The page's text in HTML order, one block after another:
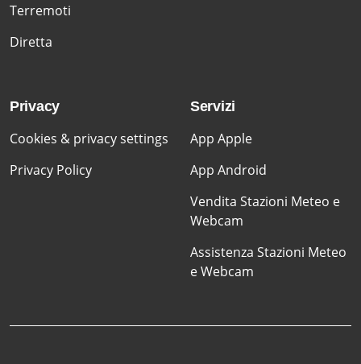
Terremoti
Diretta
Privacy
Cookies & privacy settings
Privacy Policy
Servizi
App Apple
App Android
Vendita Stazioni Meteo e
Webcam
Assistenza Stazioni Meteo
e Webcam